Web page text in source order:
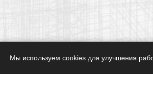
Мы используем cookies для улучшения